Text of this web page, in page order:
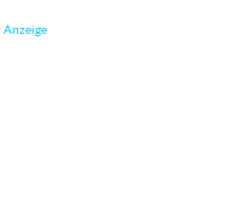
Anzeige